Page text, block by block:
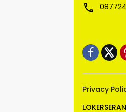
Privacy